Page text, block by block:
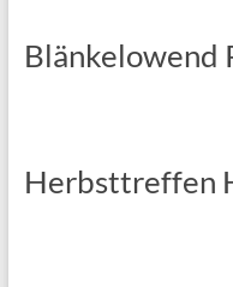
Verein
Blänkelowend
Herbsttreffen